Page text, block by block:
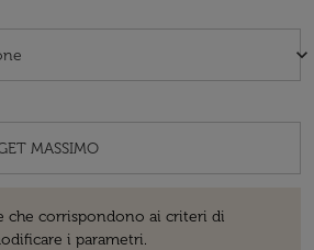
keyboard_arrow_down
che corrispondono ai criteri di
i parametri.